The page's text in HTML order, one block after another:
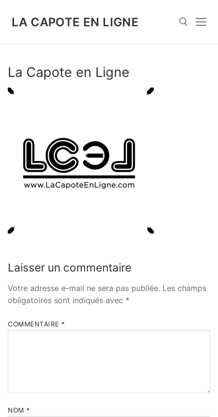
LA CAPOTE EN LIGNE
La Capote en Ligne
Laisser un commentaire
Votre adresse e-mail ne sera pas publiée. Les champs
obligatoires sont indiqués avec *
COMMENTAIRE *
NOM *